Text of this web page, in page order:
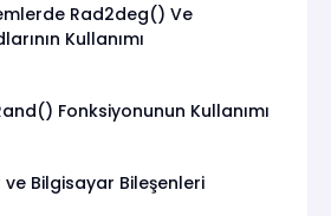
Rad2deg() Ve
Kullanımı
Fonksiyonunun Kullanımı
Bilgisayar Bileşenleri